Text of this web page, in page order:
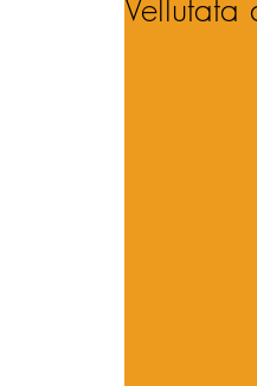
Vellutata